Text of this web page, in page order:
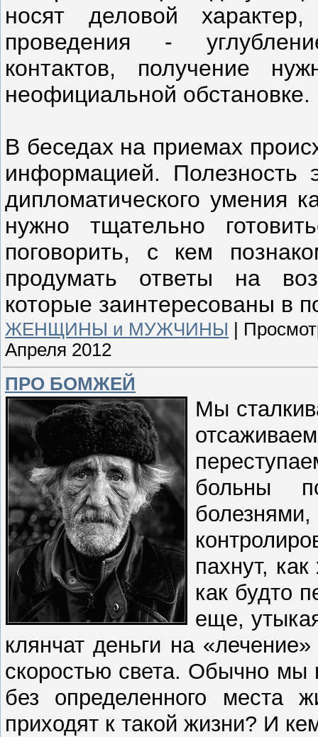
носят деловой
проведения -
контактов, получение
неофициальной обстановке.
В беседах на приемах
информацией. Полезность
дипломатического умения
нужно тщательно
поговорить, с кем
продумать ответы на
которые заинтересованы в
ЖЕНЩИНЫ и МУЖЧИНЫ
Апреля 2012
ПРО БОМЖЕЙ
Мы
больны
пахнут,
как будто
еще,
клянчат деньги на
скоростью света. Обычно
без определенного места
приходят к такой жизни? И